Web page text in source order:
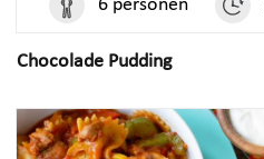
6 personen
Chocolade Pudding